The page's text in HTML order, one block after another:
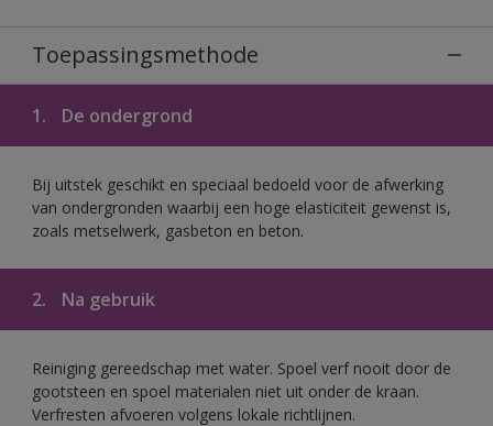
Toepassingsmethode
1. De ondergrond
Bij uitstek geschikt en speciaal bedoeld voor de afwerking
van ondergronden waarbij een hoge elasticiteit gewenst is,
zoals metselwerk, gasbeton en beton.
2. Na gebruik
Reiniging gereedschap met water. Spoel verf nooit door de
gootsteen en spoel materialen niet uit onder de kraan.
Verfresten afvoeren volgens lokale richtlijnen.